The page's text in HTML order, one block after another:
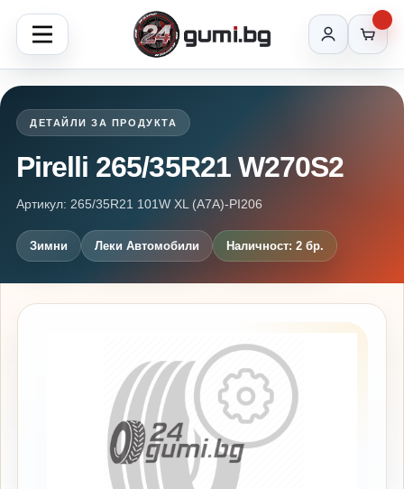
ДЕТАЙЛИ ЗА ПРОДУКТА
Pirelli 265/35R21 W270S2
Артикул: 265/35R21 101W XL (A7A)-PI206
Зимни Леки Автомобили Наличност: 2 бр.